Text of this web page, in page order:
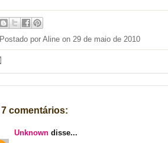
Postado por Aline on 29 de maio de 2010
7 comentários:
Unknown disse...